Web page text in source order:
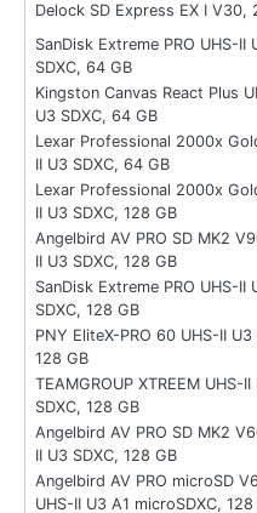
Delock SD Express EX I V30,
SanDisk Extreme PRO UHS-II
SDXC, 64 GB
Kingston Canvas React Plus
U3 SDXC, 64 GB
Lexar Professional 2000x
II U3 SDXC, 64 GB
Lexar Professional 2000x
II U3 SDXC, 128 GB
Angelbird AV PRO SD MK2
II U3 SDXC, 128 GB
SanDisk Extreme PRO UHS-II
SDXC, 128 GB
PNY EliteX-PRO 60 UHS-II U3
128 GB
TEAMGROUP XTREEM UHS-II
SDXC, 128 GB
Angelbird AV PRO SD MK2
II U3 SDXC, 128 GB
Angelbird AV PRO microSD
UHS-II U3 A1 microSDXC, 128